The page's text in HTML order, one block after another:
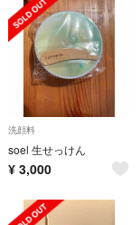
洗顔料
soel 生せっけん
¥ 3,000